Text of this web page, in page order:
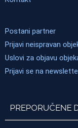
Postani partner
Prijavi neispravan
Uslovi za objavu
Prijavi se na
PREPORUČENE